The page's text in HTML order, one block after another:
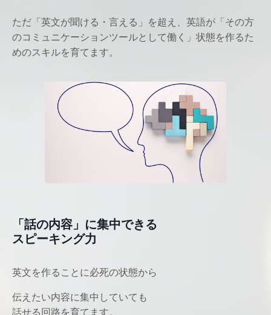
ただ「英文が聞ける・言える」を超え、英語が「その方
のコミュニケーションツールとして働く」状態を作るた
めのスキルを育てます。
「話の内容」に集中できる
スピーキング力
英文を作ることに必死の状態から
伝えたい内容に集中していても
話せる回路を育てます。